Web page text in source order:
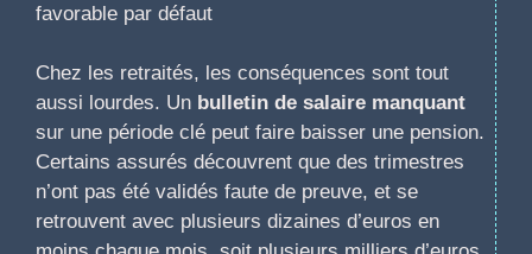
favorable par défaut
Chez les retraités, les conséquences sont tout
aussi lourdes. Un bulletin de salaire manquant
sur une période clé peut faire baisser une pension.
Certains assurés découvrent que des trimestres
n’ont pas été validés faute de preuve, et se
retrouvent avec plusieurs dizaines d’euros en